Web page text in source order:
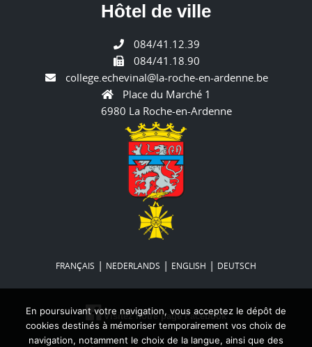
En poursuivant votre navigation, vous acceptez le dépôt de
cookies destinés à mémoriser temporairement vos choix de
navigation, notamment le choix de la langue, ainsi que des
Hôtel de ville
084/41.12.39
084/41.18.90
college.echevinal@la-roche-en-ardenne.be
Place du Marché 1
6980 La Roche-en-Ardenne
FRANÇAIS | NEDERLANDS | ENGLISH | DEUTSCH
Visitez notre page Facebook